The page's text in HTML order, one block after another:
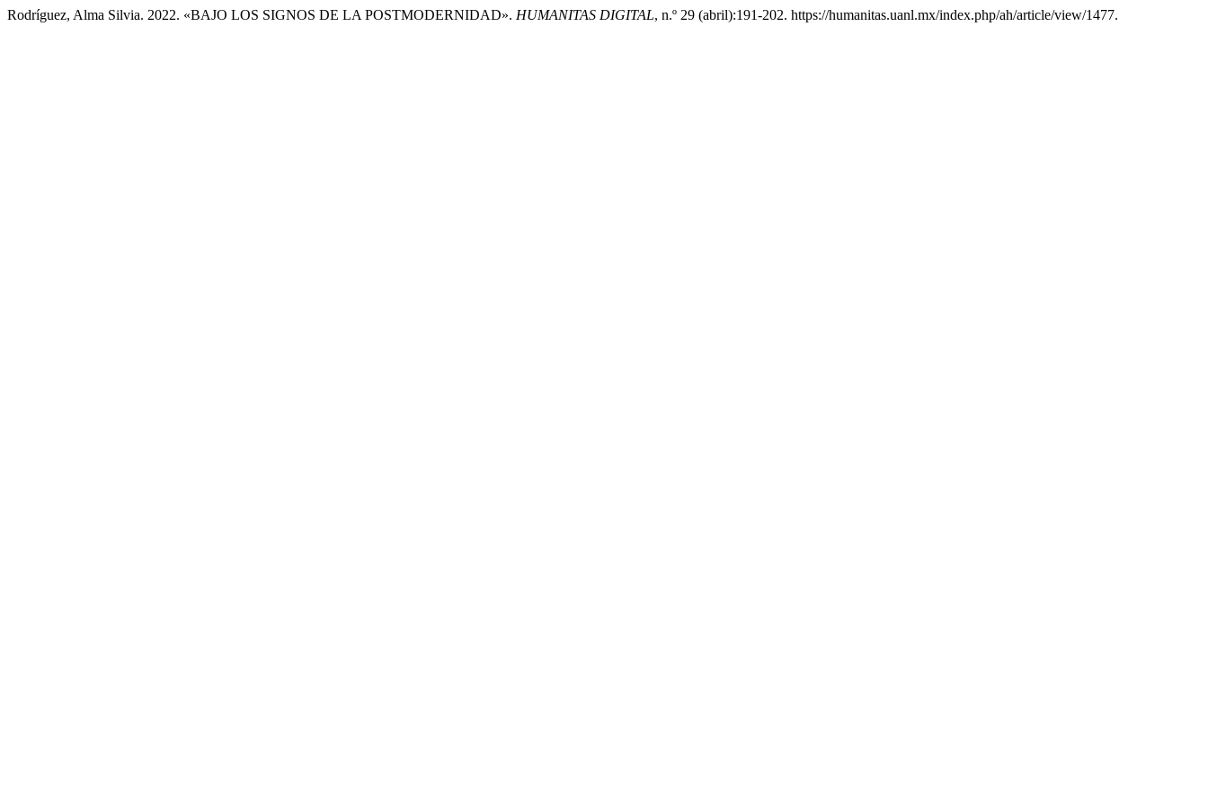
Rodríguez, Alma Silvia. 2022. «BAJO LOS SIGNOS DE LA POSTMODERNIDAD». HUMANITAS DIGITAL, n.º 29 (abril):191-202. https://humanitas.uanl.mx/index.php/ah/article/view/1477.